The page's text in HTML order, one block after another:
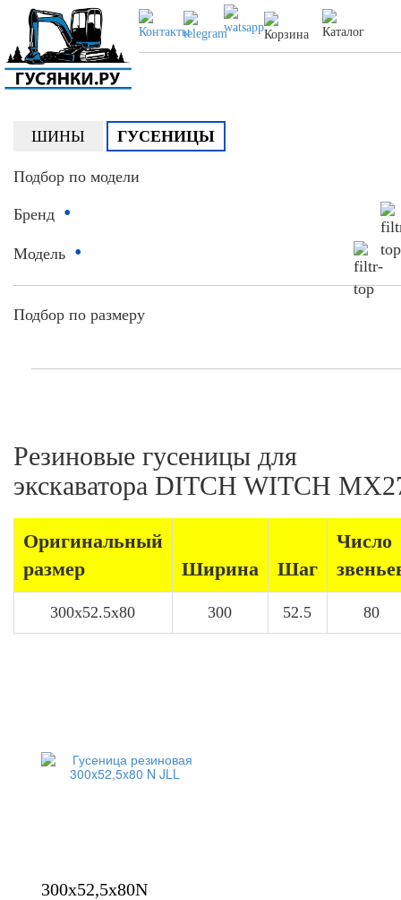
ШИНЫ ГУСЕНИЦЫ
Подбор по модели
Бренд •
Модель •
Подбор по размеру
Резиновые гусеницы для
экскаватора DITCH WITCH
Оригинальный
размер
Ширина Шаг
Число
300x52.5x80 300 52.5 80
300x52,5x80N